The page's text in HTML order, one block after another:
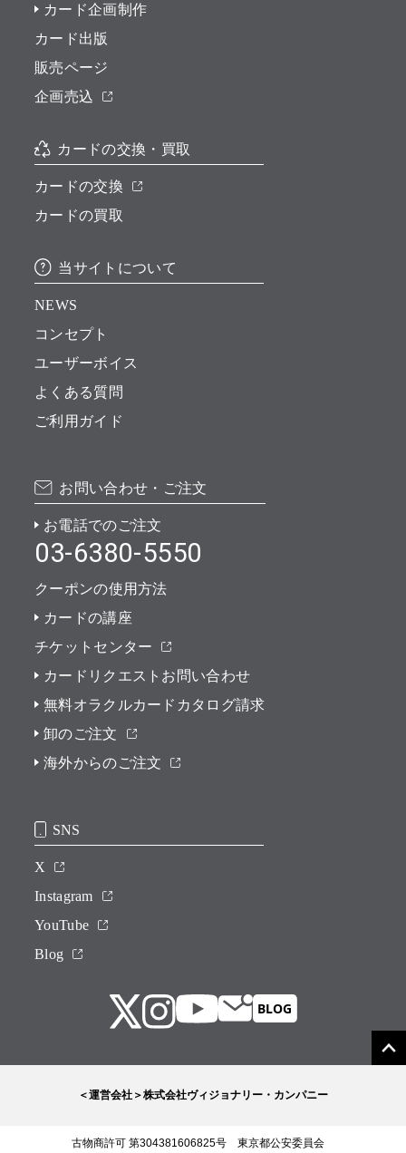
カード企画制作
カード出版
販売ページ
企画売込
カードの交換・買取
カードの交換
カードの買取
当サイトについて
NEWS
コンセプト
ユーザーボイス
よくある質問
ご利用ガイド
お問い合わせ・ご注文
お電話でのご注文
03-6380-5550
クーポンの使用方法
カードの講座
チケットセンター
カードリクエストお問い合わせ
無料オラクルカードカタログ請求
卸のご注文
海外からのご注文
SNS
X
Instagram
YouTube
Blog
＜運営会社＞株式会社ヴィジョナリー・カンパニー
古物商許可 第304381606825号 東京都公安委員会